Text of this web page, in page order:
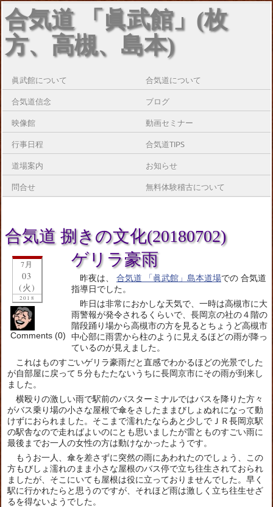
合気道 「眞武館」(枚
方、高槻、島本)
眞武館について 合気道について
合気道信念 ブログ
映像館 動画セミナー
行事日程 合気道TIPS
道場案内 お知らせ
問合せ 無料体験稽古について
合気道 捌きの文化(20180702)
7月
03
(火)
2018
Comments (0)
ゲリラ豪雨
昨夜は、 合気道 「眞武館」島本道場での 合気道
指導日でした。
昨日は非常におかしな天気で、一時は高槻市に大
雨警報が発令されるくらいで、長岡京の社の４階の
階段踊り場から高槻市の方を見るとちょうど高槻市
中心部に雨雲から柱のように見えるほどの雨が降っ
ているのが見えました。
これはものすごいゲリラ豪雨だと直感でわかるほどの光景でした
が自部屋に戻って５分もたたないうちに長岡京市にその雨が到来し
ました。
横殴りの激しい雨で駅前のバスターミナルではバスを降りた方々
がバス乗り場の小さな屋根で傘をさしたままびしょぬれになって動
けずにおられました。そこまで濡れたならあと少しでＪＲ長岡京駅
の駅舎なので走ればよいのにとも思いましたが雷とものすごい雨に
最後までお一人の女性の方は動けなかったようです。
もうお一人、傘を差さずに突然の雨にあわれたのでしょう、この
方もびしょ濡れのまま小さな屋根のバス停で立ち往生されておられ
ましたが、そこにいても屋根は役に立っておりませんでした。早く
駅に行かれたらと思うのですが、それほど雨は激しく立ち往生せざ
るを得ないようでした。